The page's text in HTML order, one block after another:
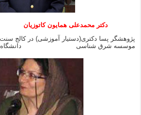
دکتر محمدعلی همایون کاتوزیان
پژوهشگر پسا دکتری(دستیار آموزشی) در کالج
موسسه شرق شناسی دانشگاه